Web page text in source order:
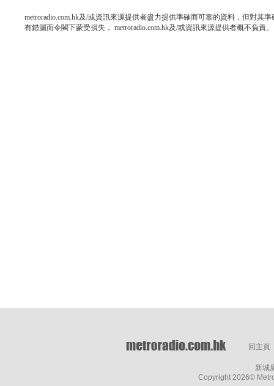
metroradio.com.hk及/或資訊來源提供者盡力提供準確而可靠的資料，但對其
有錯漏而令閣下蒙受損失， metroradio.com.hk及/或資訊來源提供者概不負責。
回主頁
新城
Copyright 2026©